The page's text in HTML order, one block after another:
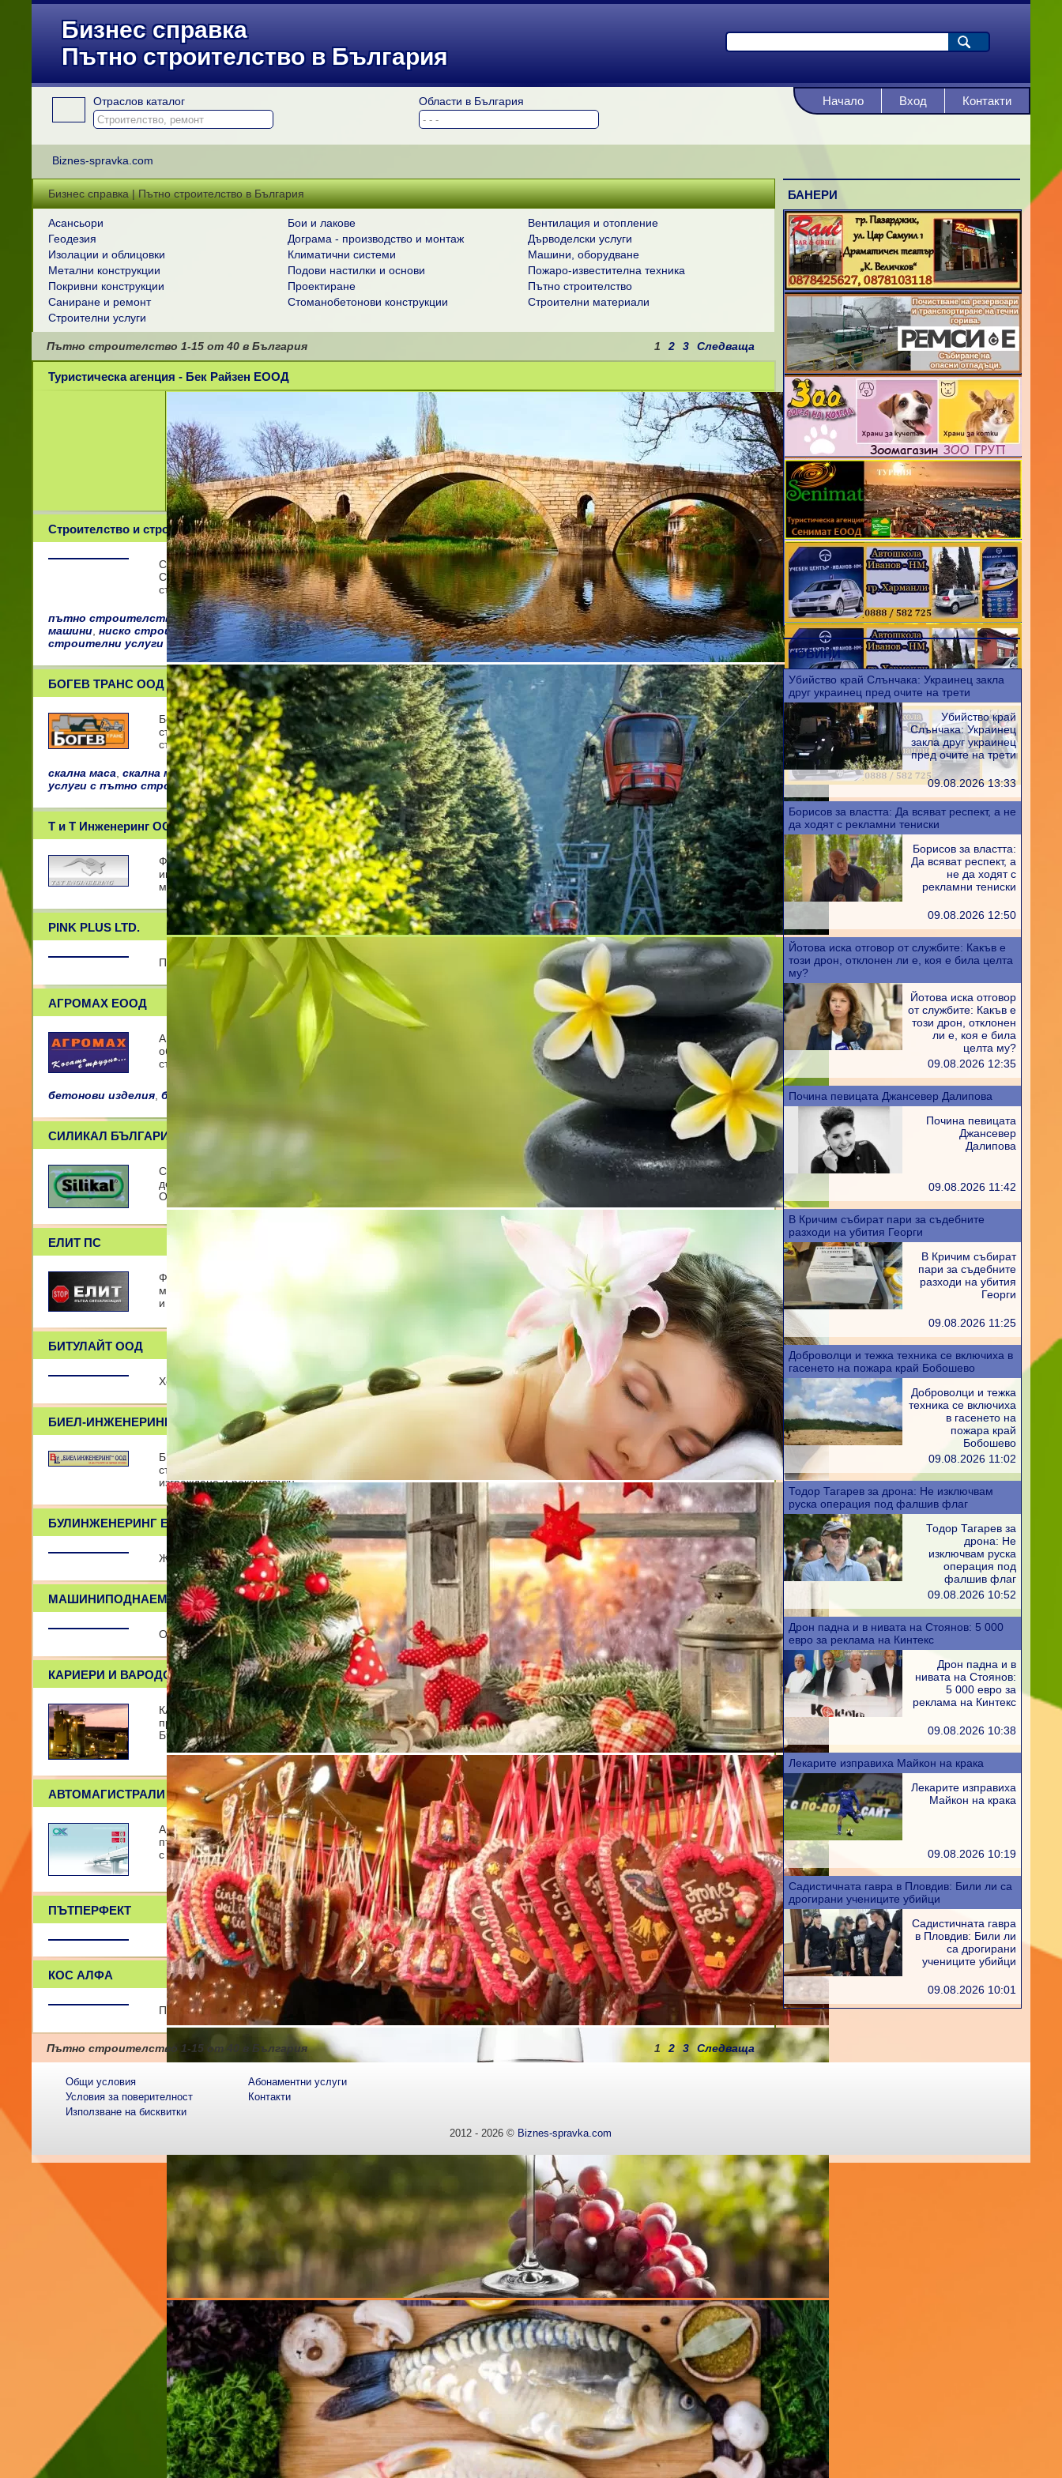
Бизнес справка
Пътно строителство в България
Отраслов каталог Области в България Начало Вход Контакти
Biznes-spravka.com
Бизнес справка | Пътно строителство в България
Асансьори Бои и лакове
Вентилация и отопление
Геодезия
Дограма - производство и монтаж
Дърводелски услуги
Изолации и облицовки
Климатични системи
Машини, оборудване
Метални конструкции
Подови настилки и основи
Пожаро-известителна техника
Покривни конструкции
Проектиране
Пътно строителство
Саниране и ремонт
Стоманобетонови конструкции
Строителни материали
Строителни услуги
Пътно строителство1-15 от40 в България 1 2 3 Следваща
Туристическа агенция - Бек Райзен ЕООД
Строителство и строителни машини ЕООД
Строителство и строителни машини ЕООД е създадена през 2002 година със седалище град
Смядово. Развива своята дейност в областта на строителството. Занимава се с ниско и пътно
строите
пътно строителство,пътно строителство,строителна профилактика върбица,строителство и строителни
машини ,ниско строителство ,строителни ремонти върбица,строителство и строителни машини върбица,
строителни услуги върбица, строително монтажни работи върбица,услуги със строителна механизация
БОГЕВ ТРАНС ООД
Богев Транс OOД е фирма със седалище град София. Развива своята дейност в областта на
строителството. Предлага услуги с пътно - строителни машини, обхващащи дейности от А до Я в
стро
скална маса ,скална маса,услуги с бобкат,доставя инертни материали,извозва строителни отпадъци,минибагер,
услуги с пътно строителни машини,валяк,пясък,изкопни работи,филц,богев транс
Т и Т Инженеринг ООД
Фирма Т И Т ИНЖЕНЕРИНГ ООД е създадена през 2002 год. Основната дейност на фирмата
инвестиционно проектиране на сгради и външни мрежи. Колективът е изграден предимно от
млади, енергични и
PINK PLUS LTD.
Пинк Плюс ЕООД - Професионална строителна техника
АГРОМАХ ЕООД
АГРОМАХ ЕООД е основана през 1995 година, основно ориентирана в дейности, свързани с
обработка на земеделски земи и зърнени култури. В периода от 1995 до 1999 година фирмата
стопанисва
бетонови изделия ,бетонови изделия
СИЛИКАЛ БЪЛГАРИЯ
СИЛИКАЛ БЪЛГАРИЯ ЕООД е дружество, чиято основна дейност е проучване, проектиране,
доставка и полагане на индустриални и декоративни подови системи на база реактивни смоли.
Официален представ
ЕЛИТ ПС
Фирма ЕЛИТ ПС е създадена в гр. Варна с основна дейност проектиране, производство и
монтаж на средства за организация и безопасност на движението. Предлага следните продукти
и услуги: п
БИТУЛАЙТ ООД
Хоризонтална пътна маркировка
БИЕЛ-ИНЖЕНЕРИНГ ООД
БИЕЛ-ИНЖЕНЕРИНГ ООД е дружество, създадено през 2002 година с основна дейност - общо
строителство на сгради и строителни съоръжения, производство на бетон и бетонови изделия,
изграждане и реконструкц
БУЛИНЖЕНЕРИНГ ЕООД
Жилищно, промишлено, железопътно и ВиК строителство.
МАШИНИПОДНАЕМ.БГ
Онлайн портал за наем на машини и оборудване
КАРИЕРИ И ВАРОДОБИВ АД
КАРИЕРИ И ВАРОДОБИВ АД е дружество занимаващо се с добив на инертни материали,
производство на негасена вар, бетонови и варови разтвори. Намира се в югоизточната част на
България. Заводът е разположе
АВТОМАГИСТРАЛИ ХЕМУС
АВТОМАГИСТРАЛИ ХЕМУС АД е дружество, което се занимава със строителство и ремонти на
пътища, пътни съоръжения, автомагистрали и аерописти. Осигурява пътна помощ, занимава се
с търговска и външноикон
ПЪТПЕРФЕКТ
КОС АЛФА
Пътно и гражданско строителство!
Пътно строителство 1-15 от40 в България 1 2 3 Следваща
БАНЕРИ
НОВИНИ
Убийство край Слънчака: Украинец закла
друг украинец пред очите на трети
Убийство край
Слънчака: Украинец
закла друг украинец
пред очите на трети
09.08.2026 13:33
Борисов за властта: Да всяват респект, а не
да ходят с рекламни тениски
Борисов за властта:
Да всяват респект, а
не да ходят с
рекламни тениски
09.08.2026 12:50
Йотова иска отговор от службите: Какъв е
този дрон, отклонен ли е, коя е била целта
му?
Йотова иска отговор
от службите: Какъв е
този дрон, отклонен
ли е, коя е била
целта му?
09.08.2026 12:35
Почина певицата Джансевер Далипова
Почина певицата
Джансевер
Далипова
09.08.2026 11:42
В Кричим събират пари за съдебните
разходи на убития Георги
В Кричим събират
пари за съдебните
разходи на убития
Георги
09.08.2026 11:25
Доброволци и тежка техника се включиха в
гасенето на пожара край Бобошево
Доброволци и тежка
техника се включиха
в гасенето на
пожара край
Бобошево
09.08.2026 11:02
Тодор Тагарев за дрона: Не изключвам
руска операция под фалшив флаг
Тодор Тагарев за
дрона: Не
изключвам руска
операция под
фалшив флаг
09.08.2026 10:52
Дрон падна и в нивата на Стоянов: 5 000
евро за реклама на Кинтекс
Дрон падна и в
нивата на Стоянов:
5 000 евро за
реклама на Кинтекс
09.08.2026 10:38
Лекарите изправиха Майкон на крака
Лекарите изправиха
Майкон на крака
09.08.2026 10:19
Садистичната гавра в Пловдив: Били ли са
дрогирани учениците убийци
Садистичната гавра
в Пловдив: Били ли
са дрогирани
учениците убийци
09.08.2026 10:01
Общи условия
Условия за поверителност
Използване на бисквитки
Абонаментни услуги
Контакти
2012 - 2026 © Biznes-spravka.com